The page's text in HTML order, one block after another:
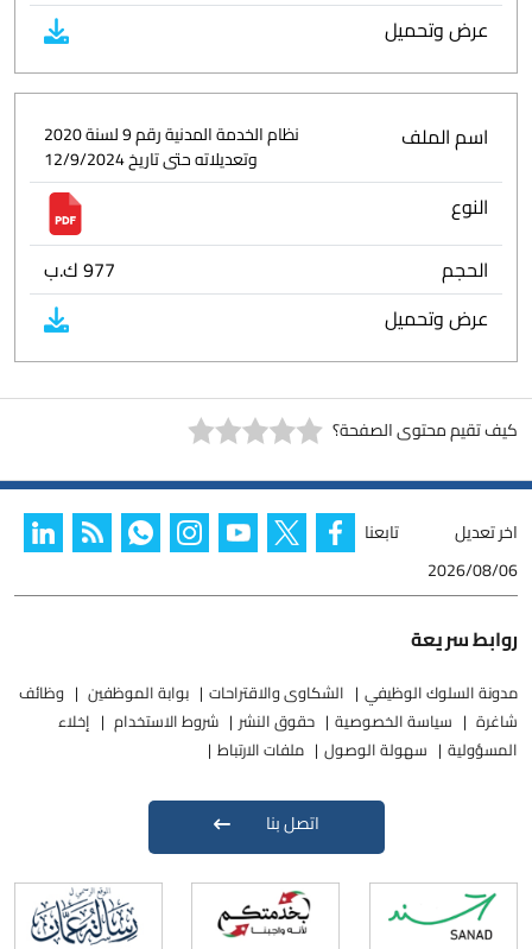
عرض وتحميل
اسم الملف
نظام الخدمة المدنية رقم 9 لسنة 2020
وتعديلاته حتى تاريخ 12/9/2024
النوع
الحجم
977 ك.ب
عرض وتحميل
كيف تقيم محتوى الصفحة؟
اخر تعديل
2026/08/06
تابعنا
روابط سريعة
مدونة السلوك الوظيفي الشكاوى والاقتراحات بوابة الموظفين
وظائف
شاغرة
سياسة الخصوصية حقوق النشر شروط الاستخدام
إخلاء
المسؤولية
سهولة الوصول ملفات الارتباط
اتصل بنا